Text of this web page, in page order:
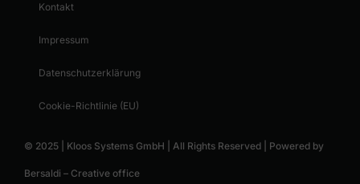
Kontakt
Impressum
Datenschutzerklärung
Cookie-Richtlinie (EU)
© 2025 | Kloos Systems GmbH | All Rights Reserved | Powered by
Bersaldi – Creative office